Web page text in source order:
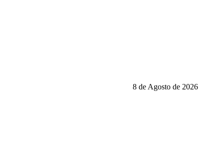
8 de Agosto de 2026